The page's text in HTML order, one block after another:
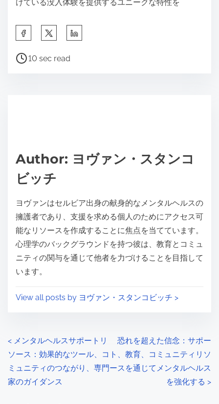
状を軽減することができます。研究によると、馬との
ることができ、代替的なメンタルヘルス治療を求める
個人にとって効果的な選択肢となります。
自然療法プログラムの影響は何ですか？
いて70％の改善が見られました。これらの療法はし
ばしば冒険に基づく学習を統合し、従来の療法には欠
けている没入体験を提供するユニークな特性を
h
a
h
o
t
o
P
o
s
t
e
t
i
m
e
10 sec read
Author: ヨヴァン・スタンコ
ビッチ
ヨヴァンはセルビア出身の献身的なメンタルヘルスの